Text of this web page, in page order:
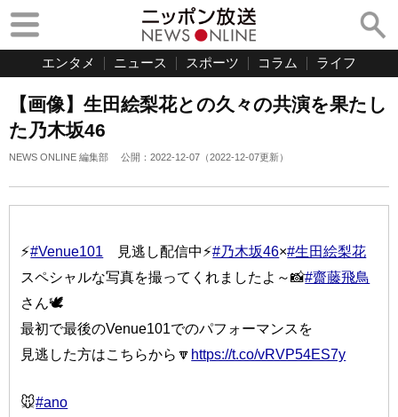
エンタメ ニュース スポーツ コラム ライフ
【画像】生田絵梨花との久々の共演を果たし
た乃木坂46
NEWS ONLINE 編集部 公開： 2022-12-07 （2022-12-07更新）
⚡#Venue101 見逃し配信中⚡#乃木坂46×#生田絵梨花
スペシャルな写真を撮ってくれましたよ～📸#齋藤飛鳥
さん🕊️
最初で最後のVenue101でのパフォーマンスを
見逃した方はこちらから🔽 https://t.co/vRVP54ES7y
🐭#ano